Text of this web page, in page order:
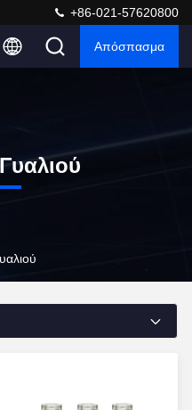
+86-021-57620800
Απόσπασμα